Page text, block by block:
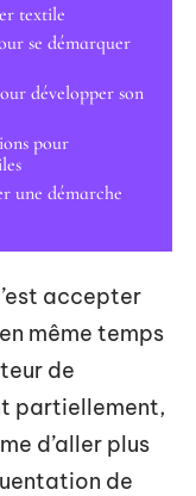
textile
se démarquer
développer son
pour
une démarche
accepter
même temps
de
partiellement,
d’aller plus
de